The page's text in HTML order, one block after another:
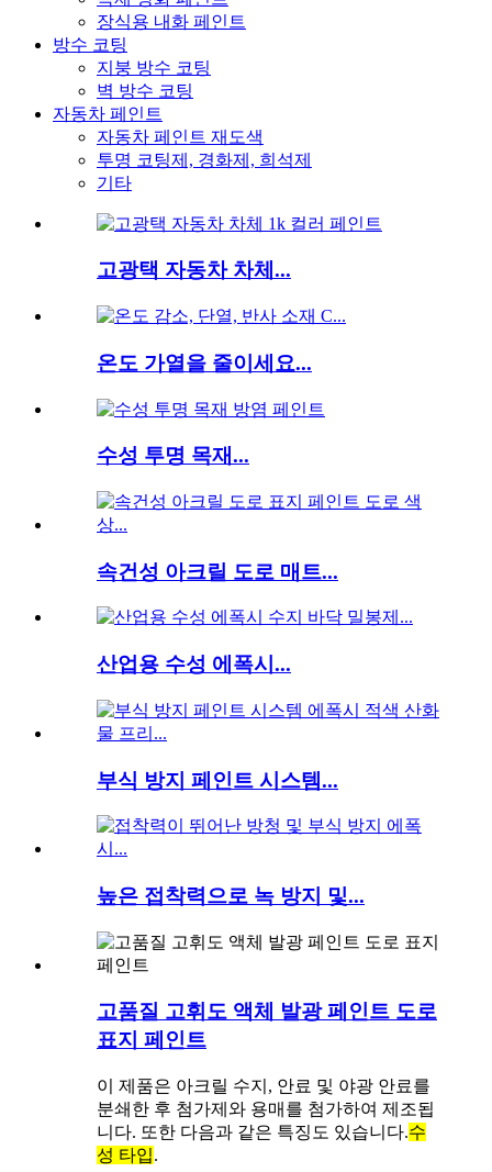
장식용 내화 페인트
방수 코팅
지붕 방수 코팅
벽 방수 코팅
자동차 페인트
자동차 페인트 재도색
투명 코팅제, 경화제, 희석제
기타
고광택 자동차 차체...
온도 가열을 줄이세요...
수성 투명 목재...
속건성 아크릴 도로 매트...
산업용 수성 에폭시...
부식 방지 페인트 시스템...
높은 접착력으로 녹 방지 및...
고품질 고휘도 액체 발광 페인트 도로
표지 페인트
이 제품은 아크릴 수지, 안료 및 야광 안료를
분쇄한 후 첨가제와 용매를 첨가하여 제조됩
니다. 또한 다음과 같은 특징도 있습니다.수
성 타입.